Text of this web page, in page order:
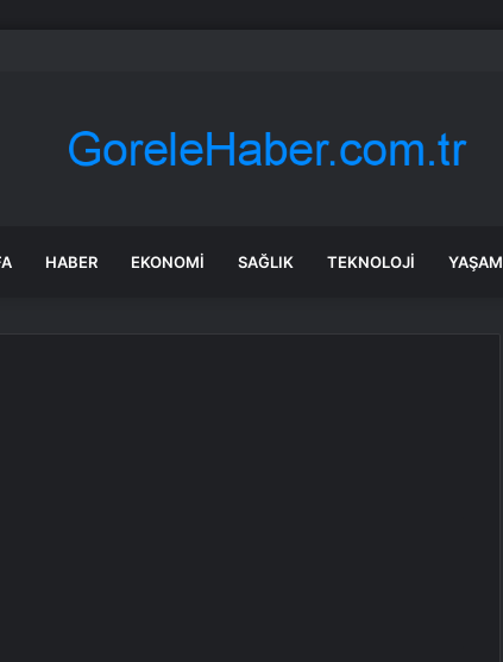
HABER EKONOMI SAĞLIK TEKNOLOJI YAŞAM